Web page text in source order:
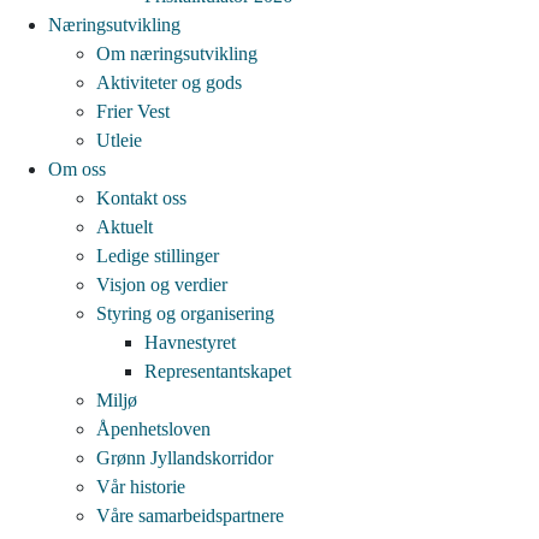
Næringsutvikling
Om næringsutvikling
Aktiviteter og gods
Frier Vest
Utleie
Om oss
Kontakt oss
Aktuelt
Ledige stillinger
Visjon og verdier
Styring og organisering
Havnestyret
Representantskapet
Miljø
Åpenhetsloven
Grønn Jyllandskorridor
Vår historie
Våre samarbeidspartnere